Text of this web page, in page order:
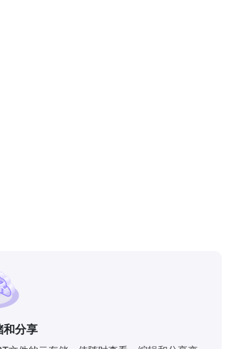
和分享